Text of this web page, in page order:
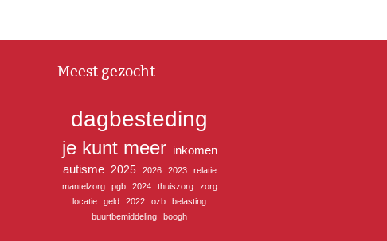
Meest gezocht
dagbesteding
je kunt meer inkomen
autisme 2025 2026 2023
relatie
mantelzorg
pgb 2024 thuiszorg
zorg
locatie
geld 2022 ozb
belasting
buurtbemiddeling
boogh